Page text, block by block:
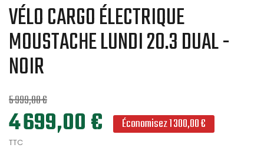
VÉLO CARGO ÉLECTRIQUE
MOUSTACHE LUNDI 20.3 DUAL -
NOIR
5 999,00 €
4 699,00 € Économisez 1 300,00 €
TTC